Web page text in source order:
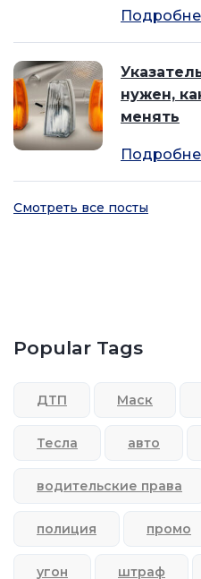
нужен,
менять
Смотреть все посты
Popular Tags
ДТП Маск
Тесла авто
водительские права
полиция промо
угон штраф